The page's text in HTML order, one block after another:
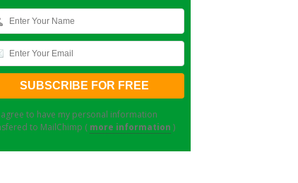
to have my personal information
to MailChimp ( more information )